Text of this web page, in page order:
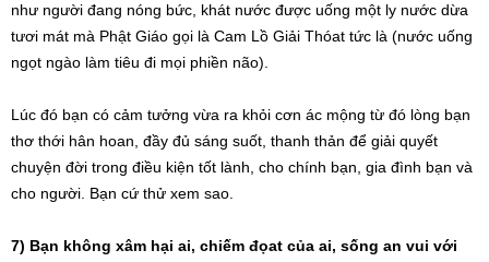
như người đang nóng bức, khát nước được uống một ly nước dừa
tươi mát mà Phật Giáo gọi là Cam Lồ Giải Thóat tức là (nước uống
ngọt ngào làm tiêu đi mọi phiền não).
Lúc đó bạn có cảm tưởng vừa ra khỏi cơn ác mộng từ đó lòng bạn
thơ thới hân hoan, đầy đủ sáng suốt, thanh thản để giải quyết
chuyện đời trong điều kiện tốt lành, cho chính bạn, gia đình bạn và
cho người. Bạn cứ thử xem sao.
7) Bạn không xâm hại ai, chiếm đọat của ai, sống an vui với